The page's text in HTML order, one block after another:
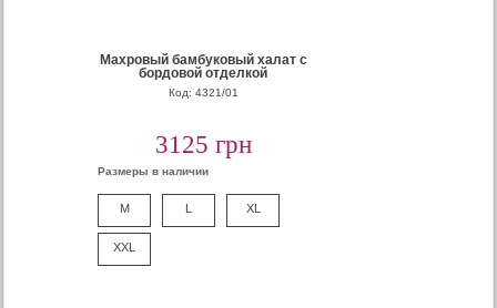
Махровый бамбуковый халат с
бордовой отделкой
Код: 4321/01
3125 грн
Размеры в наличии
M L XL
XXL